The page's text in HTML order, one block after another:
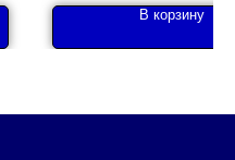
В корзину